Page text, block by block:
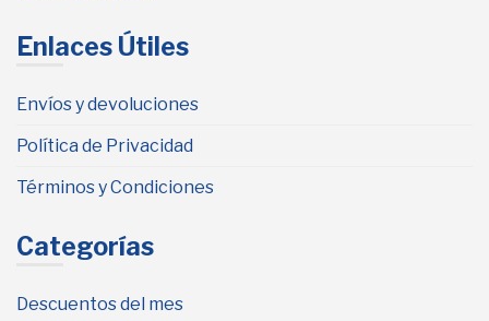
Enlaces Útiles
Envíos y devoluciones
Política de Privacidad
Términos y Condiciones
Categorías
Descuentos del mes